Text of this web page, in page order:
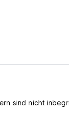
sind nicht